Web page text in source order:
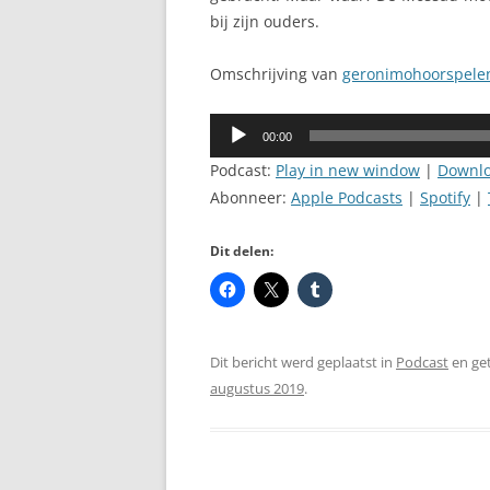
bij zijn ouders.
Omschrijving van
Audiospeler
00:00
Podcast: Play in new window |
Abonneer: Apple Podcasts | Spotify |
Dit delen:
Dit bericht werd geplaatst in Podcasten
augustus 2019.